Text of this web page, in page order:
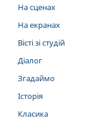
На сценах
На екранах
Вісті зі студій
Діалог
Згадаймо
Історія
Класика